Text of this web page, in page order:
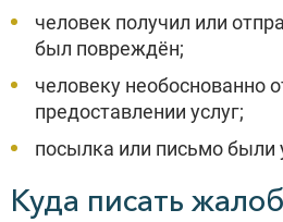
человек получил или
был повреждён;
человеку необоснованно
предоставлении услуг;
посылка или письмо были
Куда писать